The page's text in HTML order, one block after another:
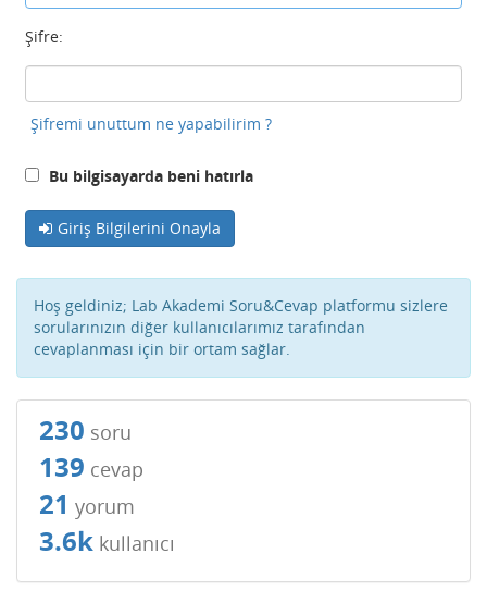
Şifre:
Şifremi unuttum ne yapabilirim ?
Bu bilgisayarda beni hatırla
Giriş Bilgilerini Onayla
Hoş geldiniz; Lab Akademi Soru&Cevap platformu sizlere
sorularınızın diğer kullanıcılarımız tarafından
cevaplanması için bir ortam sağlar.
230 soru
139 cevap
21 yorum
3.6k kullanıcı